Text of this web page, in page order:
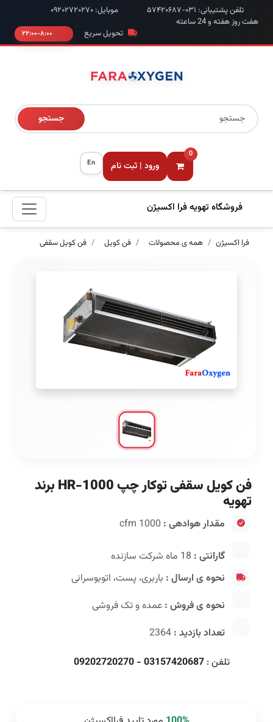
تلفن پشتیبانی: ۰۳۱-۵۷۴۲۰۶۸۷
موبایل: ۰۹۲۰۲۷۲۰۲۷۰
هفت روز هفته و 24 ساعته
تحویل سریع
جستجو
0
ورود | ثبت نام En
فروشگاه تهویه فرا اکسیژن
فرا اکسیژن همه ی محصولات فن کویل فن کویل سقفی
فن کویل سقفی توکار چپ HR-1000 برند
تهویه
مقدار هوادهی :
گارانتی :
نحوه ی ارسال : باربری، پست، اتوبوسرانی
نحوه ی فروش : عمده و تک فروشی
تعداد بازدید :
تلفن : 03157420687 - 09202720270